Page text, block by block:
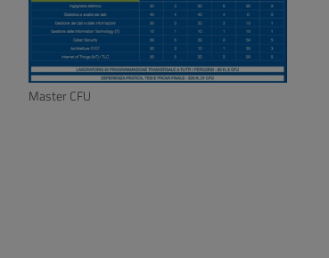
Master CFU